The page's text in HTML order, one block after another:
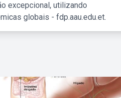
excepcional, utilizando
globais - fdp.aau.edu.et.